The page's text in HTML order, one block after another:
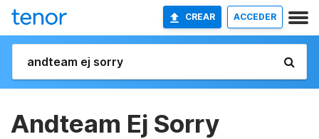
CREAR ACCEDER
Andteam Ej Sorry